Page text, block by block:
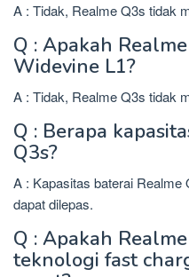
A : Tidak, Realme Q3s tidak
Q : Apakah
Widevine L1?
A : Tidak, Realme Q3s tidak
Q : Berapa
Q3s?
A : Kapasitas baterai
dapat dilepas.
Q : Apakah
teknologi fast